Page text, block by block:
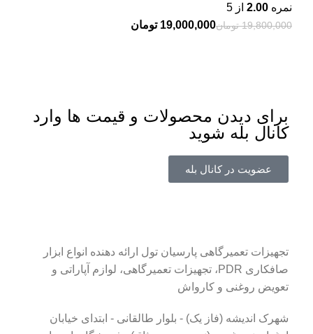
نمره 2.00 از 5
19,800,000 تومان19,000,000 تومان
برای دیدن محصولات و قیمت ها وارد
کانال بله شوید
عضویت در کانال بله
تجهیزات تعمیرگاهی پارسیان تول ارائه دهنده انواع ابزار
صافکاری PDR، تجهیزات تعمیرگاهی، لوازم آپاراتی و
تعویض روغنی و کارواش
شهرک اندیشه (فاز یک) - بلوار طالقانی - ابتدای خیابان